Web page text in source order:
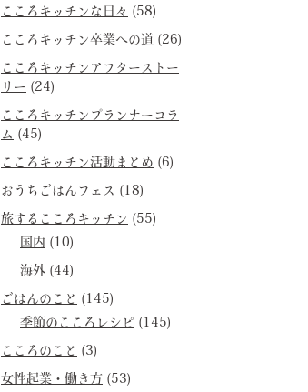
こころキッチンな日々 (58)
こころキッチン卒業への道 (26)
こころキッチンアフターストー
リー (24)
こころキッチンプランナーコラ
ム (45)
こころキッチン活動まとめ (6)
おうちごはんフェス (18)
旅するこころキッチン (55)
国内 (10)
海外 (44)
ごはんのこと (145)
季節のこころレシピ (145)
こころのこと (3)
女性起業・働き方 (53)